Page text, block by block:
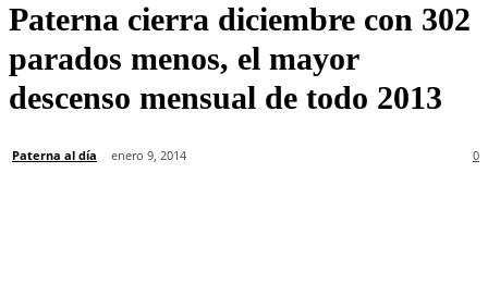
Paterna cierra diciembre con 302
parados menos, el mayor
descenso mensual de todo 2013
Paterna al día enero 9, 2014 0